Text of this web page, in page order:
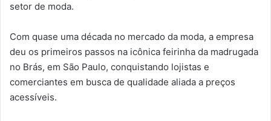
setor de moda.
Com quase uma década no mercado da moda, a empresa
deu os primeiros passos na icônica feirinha da madrugada
no Brás, em São Paulo, conquistando lojistas e
comerciantes em busca de qualidade aliada a preços
acessíveis.